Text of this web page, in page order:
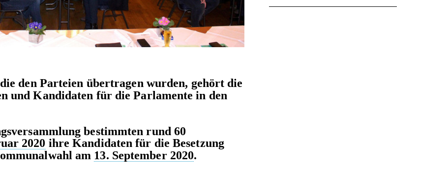
den Parteien übertragen wurden, gehört die
und Kandidaten für die Parlamente in den
bestimmten rund 60
2020 ihre Kandidaten für die Besetzung
am 13. September 2020.